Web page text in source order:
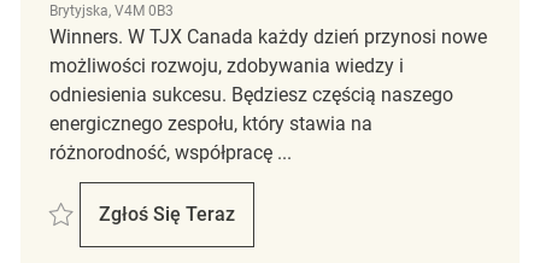
Brytyjska, V4M 0B3
Winners. W TJX Canada każdy dzień przynosi nowe
możliwości rozwoju, zdobywania wiedzy i
odniesienia sukcesu. Będziesz częścią naszego
energicznego zespołu, który stawia na
różnorodność, współpracę ...
Zapisać Retail Store Associate, Part Time, Winners REQ139238
Zgłoś Się Teraz
Retail Store Associate, Part Time, Winners